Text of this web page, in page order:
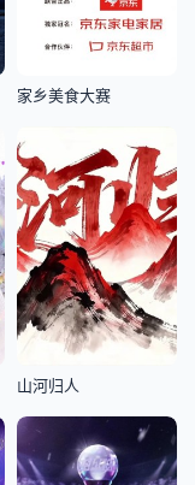
家乡美食大赛
山河归人